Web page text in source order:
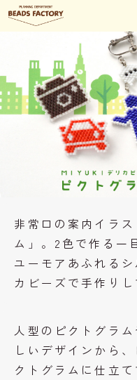
非常口の案内イラ
ム」。2色で作る一
ユーモアあふれる
カビーズで手作り
人型のピクトグラ
しいデザインから
クトグラムに仕立